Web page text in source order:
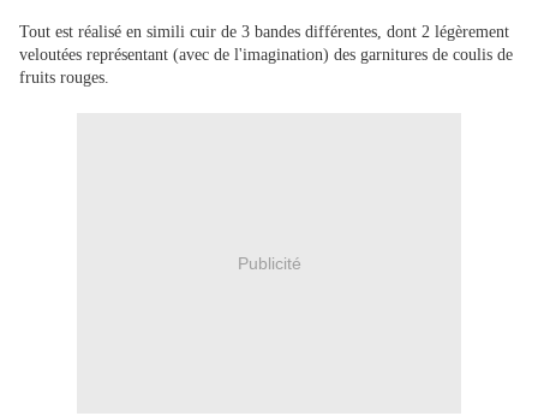
Tout est réalisé en simili cuir de 3 bandes différentes, dont 2 légèrement
veloutées représentant (avec de l'imagination) des garnitures de coulis de
fruits rouges.
Publicité